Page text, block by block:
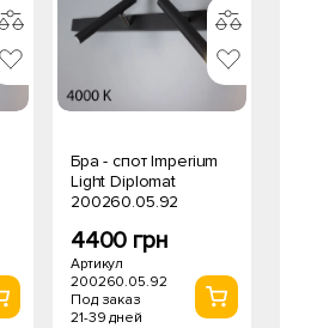
Бра - спот Imperium
Light Diplomat
200260.05.92
4400 грн
Артикул
200260.05.92
Под заказ
21-39 дней